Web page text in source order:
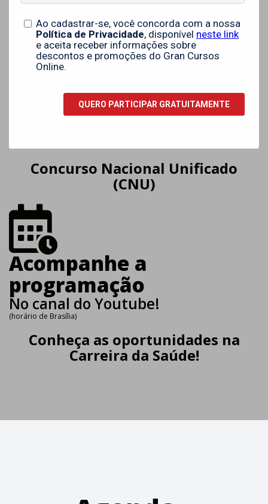
Concurso Nacional Unificado
(CNU)
Acompanhe a
programação
No canal do Youtube!
(horário de Brasília)
Conheça as oportunidades na
Carreira da Saúde!